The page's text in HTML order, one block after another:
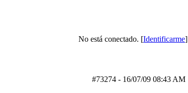
No está conectado. [Identificarme]
#73274 - 16/07/09 08:43 AM